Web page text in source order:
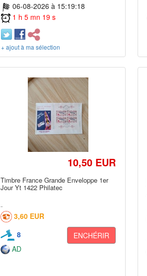
06-08-2026 à 15:19:18
1 h 5 mn 19 s
+ ajout à ma sélection
10,50 EUR
Timbre France Grande Enveloppe 1er
Jour Yt 1422 Philatec
3,60 EUR
8
ENCHÉRIR
AD